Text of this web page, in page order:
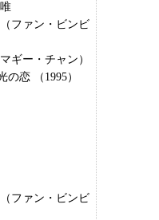
ファン・ビンビ
ギー・チャン）
恋 （1995）
ファン・ビンビ